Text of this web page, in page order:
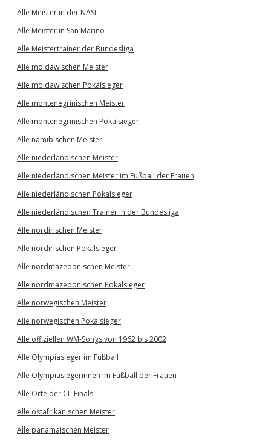
Alle Meister in der NASL
Alle Meister in San Marino
Alle Meistertrainer der Bundesliga
Alle moldawischen Meister
Alle moldawischen Pokalsieger
Alle montenegrinischen Meister
Alle montenegrinischen Pokalsieger
Alle namibischen Meister
Alle niederländischen Meister
Alle niederländischen Meister im Fußball der Frauen
Alle niederländischen Pokalsieger
Alle niederländischen Trainer in der Bundesliga
Alle nordirischen Meister
Alle nordirischen Pokalsieger
Alle nordmazedonischen Meister
Alle nordmazedonischen Pokalsieger
Alle norwegischen Meister
Alle norwegischen Pokalsieger
Alle offiziellen WM-Songs von 1962 bis 2002
Alle Olympiasieger im Fußball
Alle Olympiasiegerinnen im Fußball der Frauen
Alle Orte der CL-Finals
Alle ostafrikanischen Meister
Alle panamaischen Meister